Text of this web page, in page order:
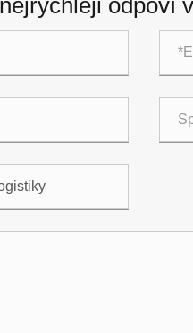
odpoví